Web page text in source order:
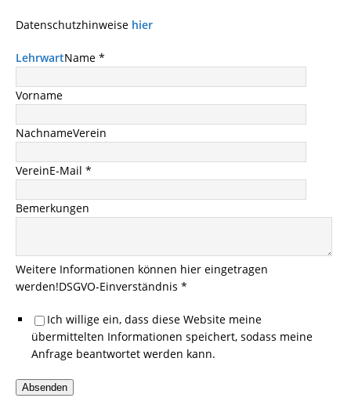
Datenschutzhinweise hier
LehrwartName *
Vorname
NachnameVerein
VereinE-Mail *
Bemerkungen
Weitere Informationen können hier eingetragen
werden!DSGVO-Einverständnis *
Ich willige ein, dass diese Website meine
übermittelten Informationen speichert, sodass meine
Anfrage beantwortet werden kann.
Absenden